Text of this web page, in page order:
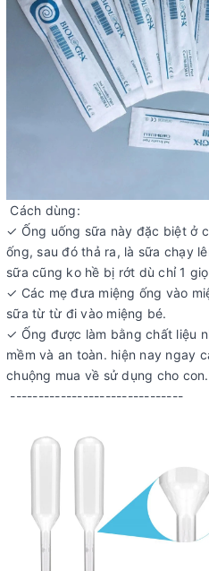
Cách dùng:
✓ Ống uống sữa này đặc biệt ở
ống, sau đó thả ra, là sữa chạy
sữa cũng ko hề bị rớt dù chỉ 1
✓ Các mẹ đưa miệng ống vào
sữa từ từ đi vào miệng bé.
✓ Ống được làm bằng chất liệu
mềm và an toàn. hiện nay ngay
chuộng mua về sử dụng cho con.
-------------------------------